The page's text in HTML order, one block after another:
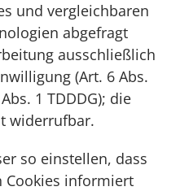
und vergleichbaren
abgefragt
ausschließlich
(Art. 6 Abs.
1 TDDDG); die
widerrufbar.
so einstellen, dass
Cookies informiert